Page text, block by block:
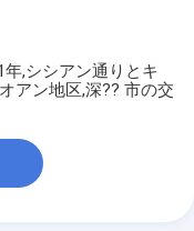
,シシアン通りとキ
アン地区,深?? 市の交